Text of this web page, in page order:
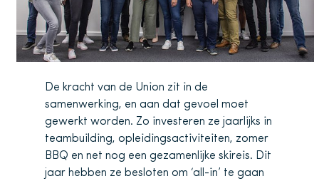
De kracht van de Union zit in de
samenwerking, en aan dat gevoel moet
gewerkt worden. Zo investeren ze jaarlijks in
teambuilding, opleidingsactiviteiten, zomer
BBQ en net nog een gezamenlijke skireis. Dit
jaar hebben ze besloten om ‘all-in’ te gaan